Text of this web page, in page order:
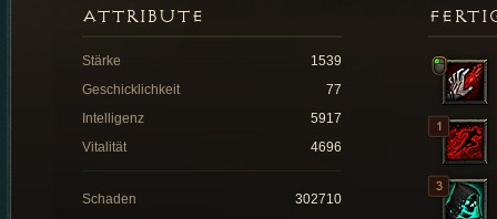
ATTRIBUTE
Stärke
1539
Geschicklichkeit
77
Intelligenz
5917
Vitalität
4696
Schaden
302710